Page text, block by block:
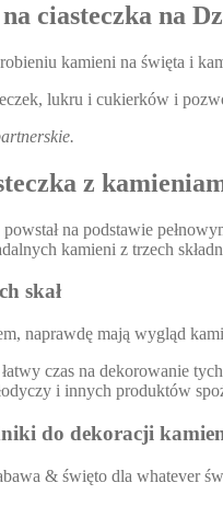
na ciasteczka na
kamieni na święta i
lukru i cukierków i
z
powstał na podstawie
kamieni z trzech
skał
naprawdę mają wygląd
łatwy czas na dekorowanie
i innych produktów
do dekoracji
& święto dla whatever